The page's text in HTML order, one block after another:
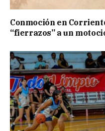
Conmoción en
“fierrazos” a un